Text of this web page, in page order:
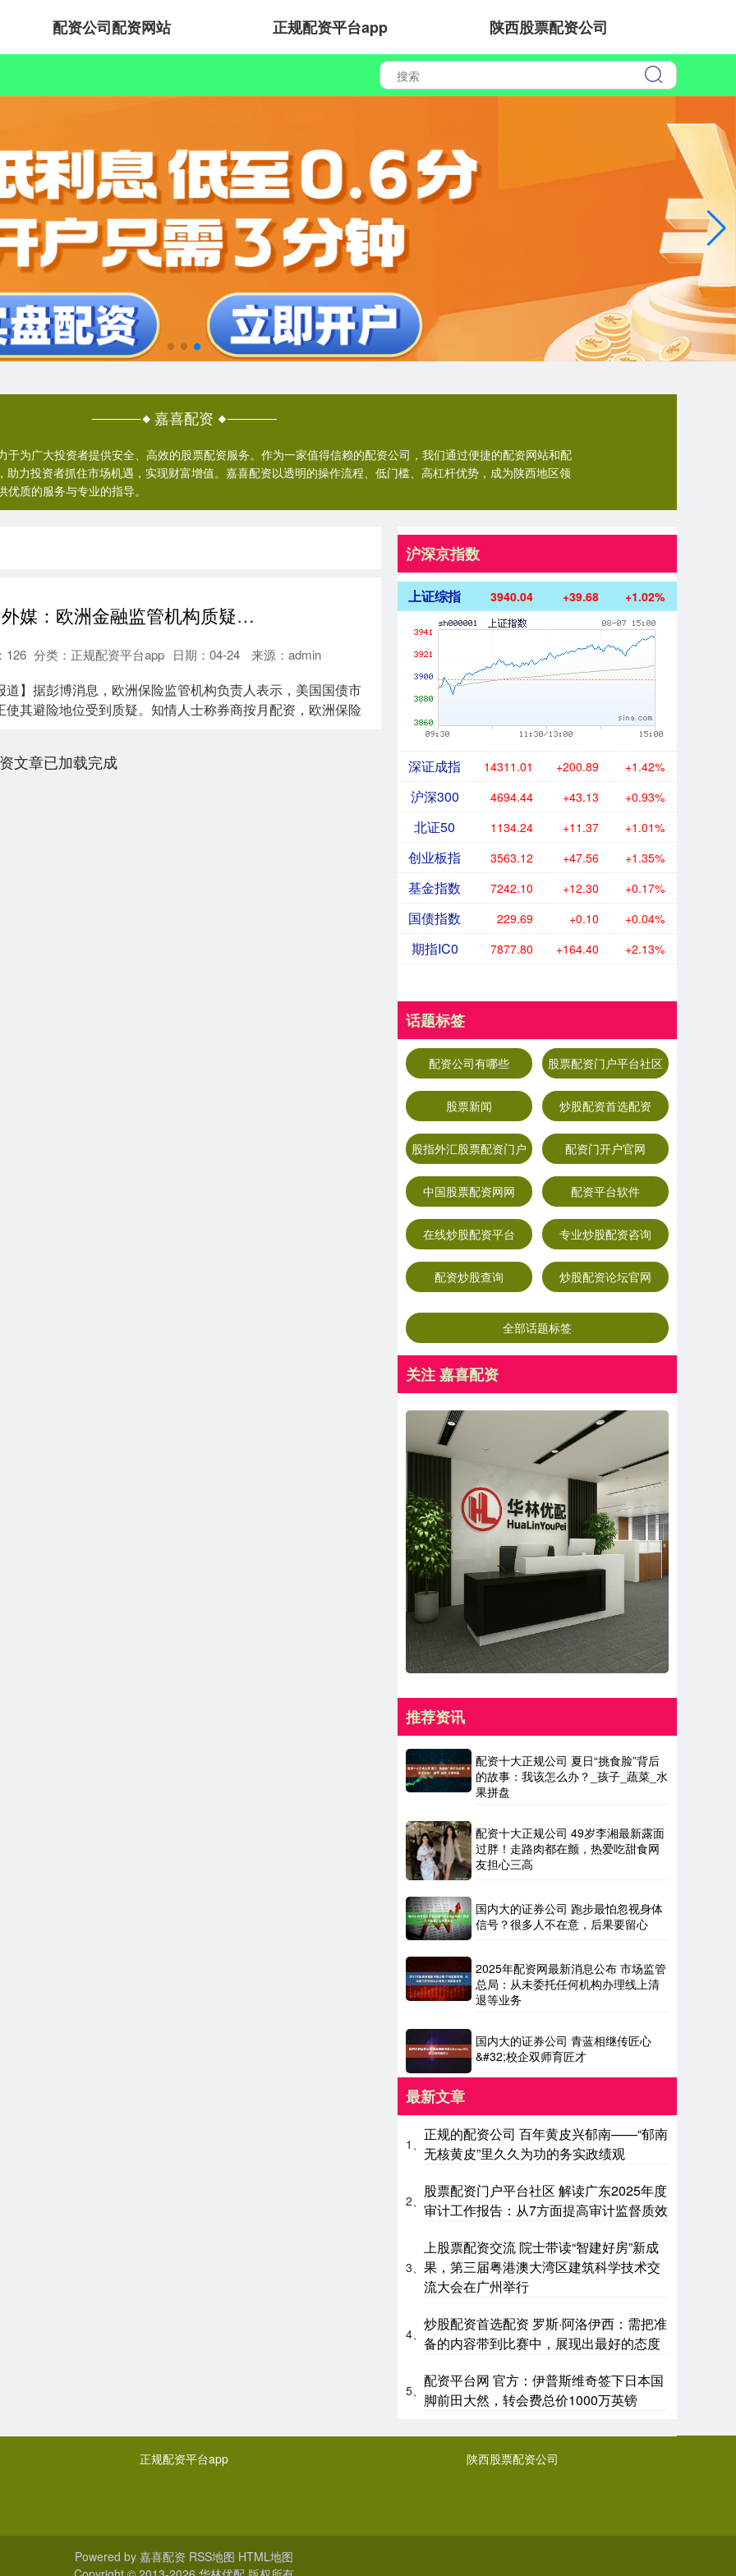
配资公司配资网站 正规配资平台app 陕西股票配资公司
嘉喜配资
于为广大投资者提供安全、高效的股票配资服务。作为一家值得信赖的配资公司，我们通过便捷的配资网站和配
助力投资者抓住市场机遇，实现财富增值。嘉喜配资以透明的操作流程、低门槛、高杠杆优势，成为陕西地区领
质的服务与专业的指导。
券商按月配资 外媒：欧洲金融监管机构质疑美国国债的避险地位
日期：04-24 来源：admin
126 分类： 正规配资平台app
道】据彭博消息，欧洲保险监管机构负责人表示，美国国债市
使其避险地位受到质疑。知情人士称券商按月配资，欧洲保险
文章已加载完成
沪深京指数
上证综指 3940.04 +39.68 +1.02%
深证成指 14311.01 +200.89 +1.42%
沪深300 4694.44 +43.13 +0.93%
北证50 1134.24 +11.37 +1.01%
创业板指 3563.12 +47.56 +1.35%
基金指数 7242.10 +12.30 +0.17%
国债指数 229.69 +0.10 +0.04%
期指IC0 7877.80 +164.40 +2.13%
话题标签
配资公司有哪些 股票配资门户平台社区
股票新闻 炒股配资首选配资
股指外汇股票配资门户 配资门开户官网
中国股票配资网网 配资平台软件
在线炒股配资平台 专业炒股配资咨询
配资炒股查询 炒股配资论坛官网
全部话题标签
关注 嘉喜配资
推荐资讯
配资十大正规公司 夏日“挑食脸”背后
的故事：我该怎么办？_孩子_蔬菜_水
果拼盘
配资十大正规公司 49岁李湘最新露面
过胖！走路肉都在颤，热爱吃甜食网
友担心三高
国内大的证券公司 跑步最怕忽视身体
信号？很多人不在意，后果要留心
2025年配资网最新消息公布 市场监管
总局：从未委托任何机构办理线上清
退等业务
国内大的证券公司 青蓝相继传匠心
&#32;校企双师育匠才
最新文章
1、
正规的配资公司 百年黄皮兴郁南——“郁南
无核黄皮”里久久为功的务实政绩观
2、
股票配资门户平台社区 解读广东2025年度
审计工作报告：从7方面提高审计监督质效
3、
上股票配资交流 院士带读“智建好房”新成
果，第三届粤港澳大湾区建筑科学技术交
流大会在广州举行
4、
炒股配资首选配资 罗斯·阿洛伊西：需把准
备的内容带到比赛中，展现出最好的态度
5、
配资平台网 官方：伊普斯维奇签下日本国
脚前田大然，转会费总价1000万英镑
正规配资平台app 陕西股票配资公司
Powered by 嘉喜配资 RSS地图 HTML地图